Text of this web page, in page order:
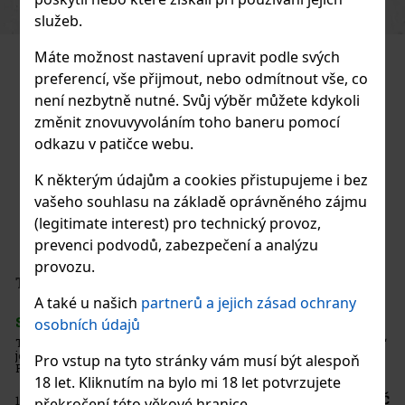
služeb.
Máte možnost nastavení upravit podle svých
preferencí, vše přijmout, nebo odmítnout vše, co
není nezbytně nutné. Svůj výběr můžete kdykoli
změnit znovuvyvoláním toho baneru pomocí
odkazu v patičce webu.
K některým údajům a cookies přistupujeme i bez
vašeho souhlasu na základě oprávněného zájmu
(legitimate interest) pro technický provoz,
prevenci podvodů, zabezpečení a analýzu
provozu.
A také u našich partnerů a jejich zásad ochrany
osobních údajů
Pro vstup na tyto stránky vám musí být alespoň
18 let. Kliknutím na bylo mi 18 let potvrzujete
THAYA Frankovka rosé 2023 0,75l 12%
SKLADEM(1 ks)
THAYA Frankovka rosé 2023 z řady „Pozdravy z národního parku“
je polosuché růžové víno ročníku 2023 v přívlastku pozdní sběr.
Působí expresivně, ale vyváženě – ideální, když chceš rosé s
ovocnou šťavnatostí, jemným zbytkovým cukrem a typickým
odrůdov
165 Kč bez DPH 200 Kč